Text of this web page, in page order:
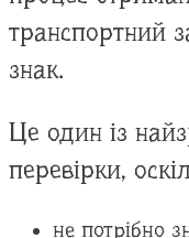
транспортний
знак.
Це один із
перевірки,
не потрібно